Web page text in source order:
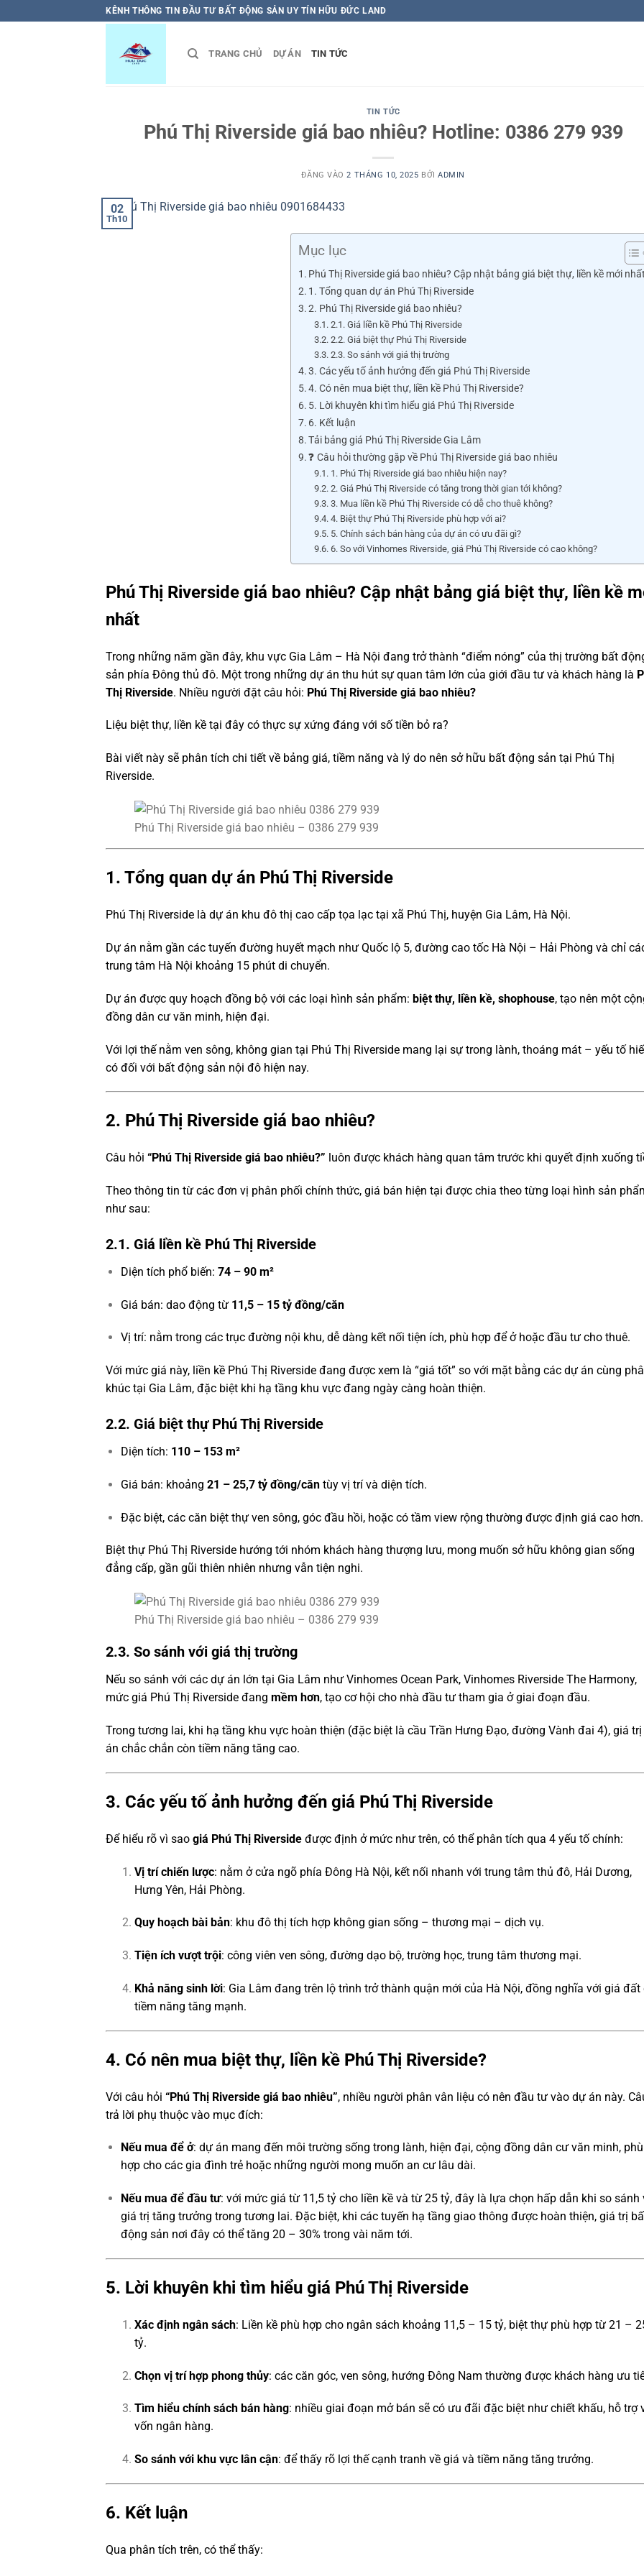
qua
KÊNH THÔNG TIN ĐẦU TƯ BẤT ĐỘNG SẢN UY TÍN HỮU ĐỨC LAND
TRANG CHỦ DỰ ÁN TIN TỨC
TIN TỨC
Phú Thị Riverside giá bao nhiêu? Hotline: 0386 279 939
ĐĂNG VÀO2 THÁNG 10, 2025 BỞIADMIN
02
Th10
Mục lục
Phú Thị Riverside giá bao nhiêu? Cập nhật bảng giá biệt thự, liền kề mới
1. Tổng quan dự án Phú Thị Riverside
2. Phú Thị Riverside giá bao nhiêu?
2.1. Giá liền kề Phú Thị Riverside
2.2. Giá biệt thự Phú Thị Riverside
2.3. So sánh với giá thị trường
3. Các yếu tố ảnh hưởng đến giá Phú Thị Riverside
4. Có nên mua biệt thự, liền kề Phú Thị Riverside?
5. Lời khuyên khi tìm hiểu giá Phú Thị Riverside
6. Kết luận
Tải bảng giá Phú Thị Riverside Gia Lâm
❓ Câu hỏi thường gặp về Phú Thị Riverside giá bao nhiêu
1. Phú Thị Riverside giá bao nhiêu hiện nay?
2. Giá Phú Thị Riverside có tăng trong thời gian tới không?
3. Mua liền kề Phú Thị Riverside có dễ cho thuê không?
4. Biệt thự Phú Thị Riverside phù hợp với ai?
5. Chính sách bán hàng của dự án có ưu đãi gì?
6. So với Vinhomes Riverside, giá Phú Thị Riverside có cao không?
Phú Thị Riverside giá bao nhiêu? Cập nhật bảng giá biệt thự, liền kề
nhất
Trong những năm gần đây, khu vực Gia Lâm – Hà Nội đang trở thành “điểm nóng” của thị trường bất
sản phía Đông thủ đô. Một trong những dự án thu hút sự quan tâm lớn của giới đầu tư và khách hàng là
Thị Riverside. Nhiều người đặt câu hỏi: Phú Thị Riverside giá bao nhiêu?
Liệu biệt thự, liền kề tại đây có thực sự xứng đáng với số tiền bỏ ra?
Bài viết này sẽ phân tích chi tiết về bảng giá, tiềm năng và lý do nên sở hữu bất động sản tại Phú Thị
Riverside.
Phú Thị Riverside giá bao nhiêu – 0386 279 939
1. Tổng quan dự án Phú Thị Riverside
Phú Thị Riverside là dự án khu đô thị cao cấp tọa lạc tại xã Phú Thị, huyện Gia Lâm, Hà Nội.
Dự án nằm gần các tuyến đường huyết mạch như Quốc lộ 5, đường cao tốc Hà Nội – Hải Phòng và chỉ
trung tâm Hà Nội khoảng 15 phút di chuyển.
Dự án được quy hoạch đồng bộ với các loại hình sản phẩm: biệt thự, liền kề, shophouse, tạo nên một
đồng dân cư văn minh, hiện đại.
Với lợi thế nằm ven sông, không gian tại Phú Thị Riverside mang lại sự trong lành, thoáng mát – yếu tố
có đối với bất động sản nội đô hiện nay.
2. Phú Thị Riverside giá bao nhiêu?
Câu hỏi “Phú Thị Riverside giá bao nhiêu?” luôn được khách hàng quan tâm trước khi quyết định xuống
Theo thông tin từ các đơn vị phân phối chính thức, giá bán hiện tại được chia theo từng loại hình sản
như sau:
2.1. Giá liền kề Phú Thị Riverside
Diện tích phổ biến: 74 – 90 m²
Giá bán: dao động từ 11,5 – 15 tỷ đồng/căn
Vị trí: nằm trong các trục đường nội khu, dễ dàng kết nối tiện ích, phù hợp để ở hoặc đầu tư cho thuê.
Với mức giá này, liền kề Phú Thị Riverside đang được xem là “giá tốt” so với mặt bằng các dự án cùng
khúc tại Gia Lâm, đặc biệt khi hạ tầng khu vực đang ngày càng hoàn thiện.
2.2. Giá biệt thự Phú Thị Riverside
Diện tích: 110 – 153 m²
Giá bán: khoảng 21 – 25,7 tỷ đồng/căntùy vị trí và diện tích.
Đặc biệt, các căn biệt thự ven sông, góc đầu hồi, hoặc có tầm view rộng thường được định giá cao hơn.
Biệt thự Phú Thị Riverside hướng tới nhóm khách hàng thượng lưu, mong muốn sở hữu không gian sống
đẳng cấp, gần gũi thiên nhiên nhưng vẫn tiện nghi.
Phú Thị Riverside giá bao nhiêu – 0386 279 939
2.3. So sánh với giá thị trường
Nếu so sánh với các dự án lớn tại Gia Lâm như Vinhomes Ocean Park, Vinhomes Riverside The Harmony,
mức giá Phú Thị Riverside đang mềm hơn, tạo cơ hội cho nhà đầu tư tham gia ở giai đoạn đầu.
Trong tương lai, khi hạ tầng khu vực hoàn thiện (đặc biệt là cầu Trần Hưng Đạo, đường Vành đai 4), giá
án chắc chắn còn tiềm năng tăng cao.
3. Các yếu tố ảnh hưởng đến giá Phú Thị Riverside
Để hiểu rõ vì sao giá Phú Thị Riverside được định ở mức như trên, có thể phân tích qua 4 yếu tố chính:
Vị trí chiến lược: nằm ở cửa ngõ phía Đông Hà Nội, kết nối nhanh với trung tâm thủ đô, Hải Dương,
Hưng Yên, Hải Phòng.
Quy hoạch bài bản: khu đô thị tích hợp không gian sống – thương mại – dịch vụ.
Tiện ích vượt trội: công viên ven sông, đường dạo bộ, trường học, trung tâm thương mại.
Khả năng sinh lời: Gia Lâm đang trên lộ trình trở thành quận mới của Hà Nội, đồng nghĩa với giá đất
tiềm năng tăng mạnh.
4. Có nên mua biệt thự, liền kề Phú Thị Riverside?
Với câu hỏi “Phú Thị Riverside giá bao nhiêu”, nhiều người phân vân liệu có nên đầu tư vào dự án này.
trả lời phụ thuộc vào mục đích:
Nếu mua để ở: dự án mang đến môi trường sống trong lành, hiện đại, cộng đồng dân cư văn minh, phù
hợp cho các gia đình trẻ hoặc những người mong muốn an cư lâu dài.
Nếu mua để đầu tư: với mức giá từ 11,5 tỷ cho liền kề và từ 25 tỷ, đây là lựa chọn hấp dẫn khi so sánh
giá trị tăng trưởng trong tương lai. Đặc biệt, khi các tuyến hạ tầng giao thông được hoàn thiện, giá trị
động sản nơi đây có thể tăng 20 – 30% trong vài năm tới.
5. Lời khuyên khi tìm hiểu giá Phú Thị Riverside
Xác định ngân sách: Liền kề phù hợp cho ngân sách khoảng 11,5 – 15 tỷ, biệt thự phù hợp từ 21 –
tỷ.
Chọn vị trí hợp phong thủy: các căn góc, ven sông, hướng Đông Nam thường được khách hàng ưu
Tìm hiểu chính sách bán hàng: nhiều giai đoạn mở bán sẽ có ưu đãi đặc biệt như chiết khấu, hỗ trợ
vốn ngân hàng.
So sánh với khu vực lân cận: để thấy rõ lợi thế cạnh tranh về giá và tiềm năng tăng trưởng.
6. Kết luận
Qua phân tích trên, có thể thấy: